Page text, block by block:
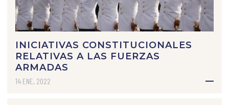
INICIATIVAS CONSTITUCIONALES
RELATIVAS A LAS FUERZAS
ARMADAS
14 ENE, 2022